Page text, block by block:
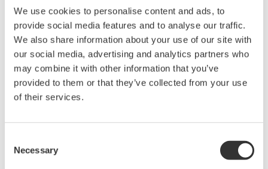
We use cookies to personalise content and ads, to
provide social media features and to analyse our traffic.
We also share information about your use of our site with
our social media, advertising and analytics partners who
may combine it with other information that you’ve
provided to them or that they’ve collected from your use
of their services.
Selection
Necessary
identificar así cómo deben vincularse los equipos y
sistemas para lograr la optimización a nivel individual y
colectivo. Aprovechando estos conocimientos para
ofrecer soluciones que abarquen desde el
funcionamiento hasta el mantenimiento general del
sistema, Yokogawa contribuirá a la realización de una